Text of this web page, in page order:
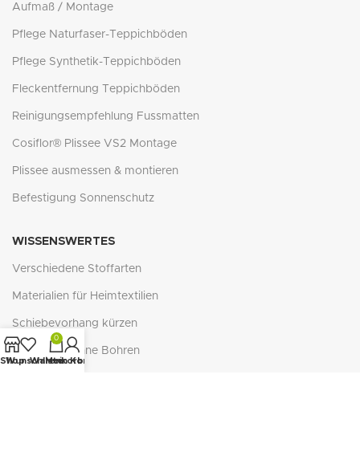
Aufmaß / Montage
Pflege Naturfaser-Teppichböden
Pflege Synthetik-Teppichböden
Fleckentfernung Teppichböden
Reinigungsempfehlung Fussmatten
Cosiflor® Plissee VS2 Montage
Plissee ausmessen & montieren
Befestigung Sonnenschutz
WISSENSWERTES
Verschiedene Stoffarten
Materialien für Heimtextilien
Schiebevorhang kürzen
Ösenrollos ohne Bohren
Shop
Wunschliste
0
Warenkorb
Mein Konto